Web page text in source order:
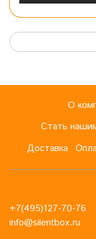
О
Стать
Доставка
+7(495)127-70-76
info@silentbox.ru